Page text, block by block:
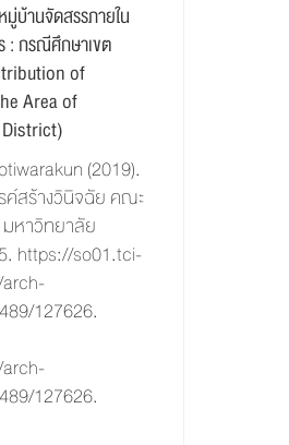
บ้านจัดสรรภายใน
: กรณีศึกษาเขต
of
Area of
(2019).
ค์สร้างวินิจฉัย คณะ
หาวิทยาลัย
https://so01.tci-
127626.
127626.